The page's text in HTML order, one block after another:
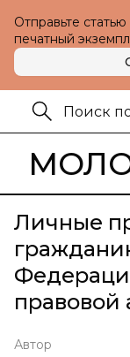
Отправьте
печатный
Личные
правовой
Автор